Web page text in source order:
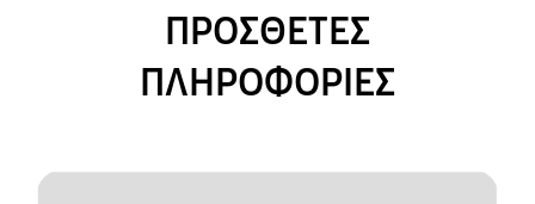
ΠΡΟΣΘΕΤΕΣ
ΠΛΗΡΟΦΟΡΙΕΣ